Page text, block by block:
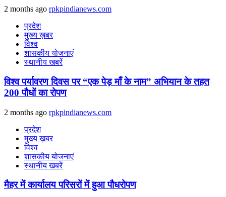
2 months ago rpkpindianews.com
प्रदेश
मुख्य ख़बर
विश्व
शासकीय योजनाएं
स्थानीय खबरें
विश्व पर्यावरण दिवस पर “एक पेड़ माँ के नाम” अभियान के तहत
200 पौधों का रोपण
2 months ago rpkpindianews.com
प्रदेश
मुख्य ख़बर
विश्व
शासकीय योजनाएं
स्थानीय खबरें
मैहर में कार्यालय परिसरों में हुआ पौधरोपण